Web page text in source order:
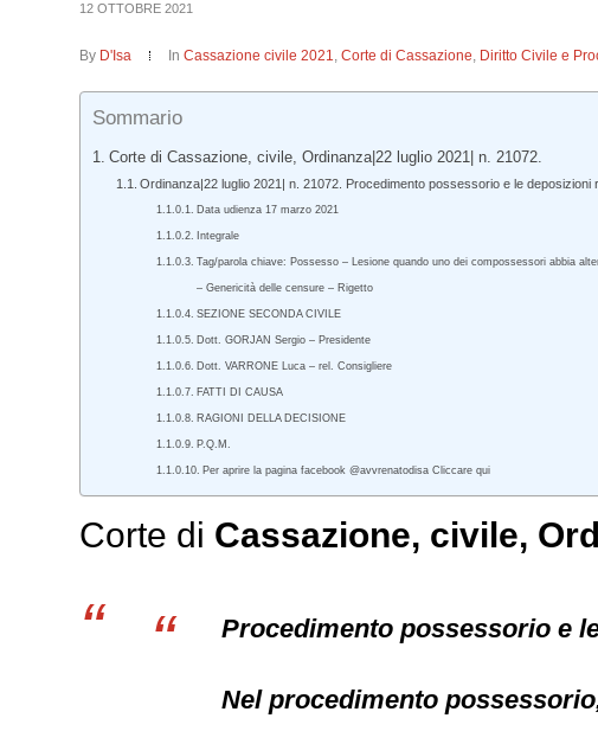
12 OTTOBRE 2021
By D'Isa InCassazione civile 2021,Corte di Cassazione, Diritto Civile e
Sommario
Corte di Cassazione, civile, Ordinanza|22 luglio 2021| n. 21072.
Ordinanza|22 luglio 2021| n. 21072. Procedimento possessorio e le deposizioni
Data udienza 17 marzo 2021
Integrale
Tag/parola chiave: Possesso – Lesione quando uno dei compossessori abbia
– Genericità delle censure – Rigetto
SEZIONE SECONDA CIVILE
Dott. GORJAN Sergio – Presidente
Dott. VARRONE Luca – rel. Consigliere
FATTI DI CAUSA
RAGIONI DELLA DECISIONE
P.Q.M.
Per aprire la pagina facebook @avvrenatodisa Cliccare qui
Corte di Cassazione, civile,
Procedimento possessorio e
Nel procedimento